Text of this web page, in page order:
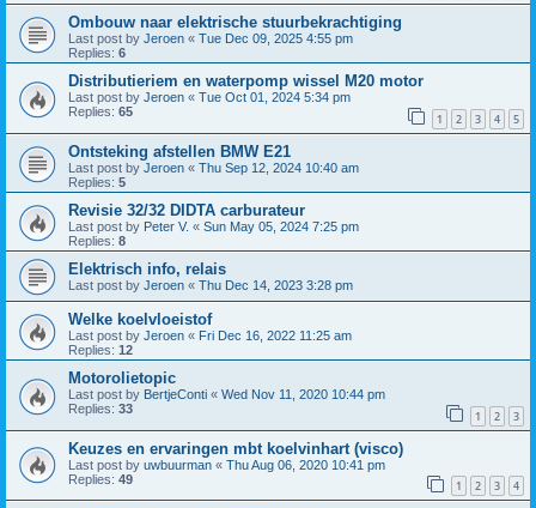
Ombouw naar elektrische stuurbekrachtiging
Last post by Jeroen « Tue Dec 09, 2025 4:55 pm
Replies: 6
Distributieriem en waterpomp wissel M20 motor
Last post by Jeroen « Tue Oct 01, 2024 5:34 pm
Replies: 65 1 2 3 4 5
Ontsteking afstellen BMW E21
Last post by Jeroen « Thu Sep 12, 2024 10:40 am
Replies: 5
Revisie 32/32 DIDTA carburateur
Last post by Peter V. « Sun May 05, 2024 7:25 pm
Replies: 8
Elektrisch info, relais
Last post by Jeroen « Thu Dec 14, 2023 3:28 pm
Welke koelvloeistof
Last post by Jeroen « Fri Dec 16, 2022 11:25 am
Replies: 12
Motorolietopic
Last post by BertjeConti « Wed Nov 11, 2020 10:44 pm
Replies: 33 1 2 3
Keuzes en ervaringen mbt koelvinhart (visco)
Last post by uwbuurman « Thu Aug 06, 2020 10:41 pm
Replies: 49 1 2 3 4